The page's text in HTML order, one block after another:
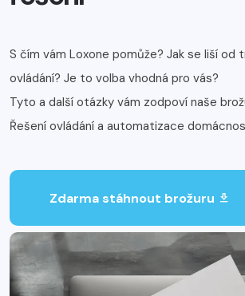
S čím vám Loxone pomůže? Jak se liší od
ovládání? Je to volba vhodná pro vás?
Tyto a další otázky vám zodpoví naše
Řešení ovládání a automatizace
Zdarma stáhnout brožuru